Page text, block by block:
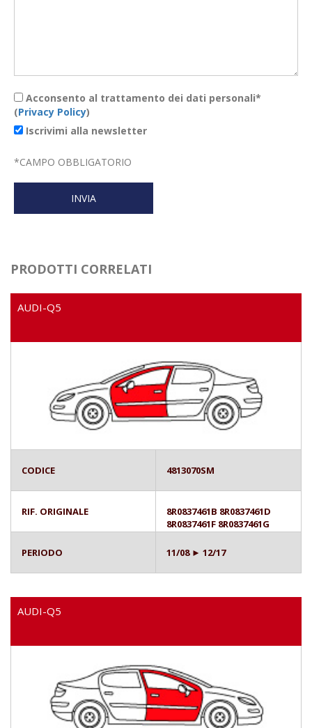
Acconsento al trattamento dei dati personali*
(Privacy Policy)
Iscrivimi alla newsletter
*CAMPO OBBLIGATORIO
PRODOTTI CORRELATI
AUDI-Q5
CODICE 4813070SM
RIF. ORIGINALE
8R0837461B 8R0837461D
8R0837461F 8R0837461G
PERIODO 11/08 ► 12/17
AUDI-Q5